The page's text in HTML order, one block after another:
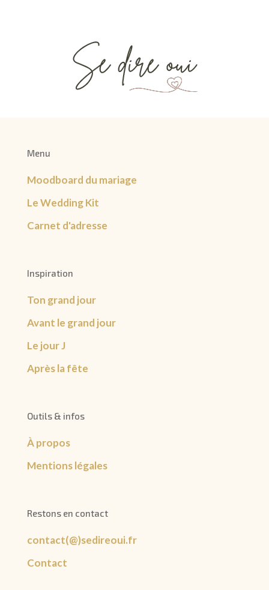
Menu
Moodboard du mariage
Le Wedding Kit
Carnet d'adresse
Inspiration
Ton grand jour
Avant le grand jour
Le jour J
Après la fête
Outils & infos
À propos
Mentions légales
Restons en contact
contact(@)sedireoui.fr
Contact